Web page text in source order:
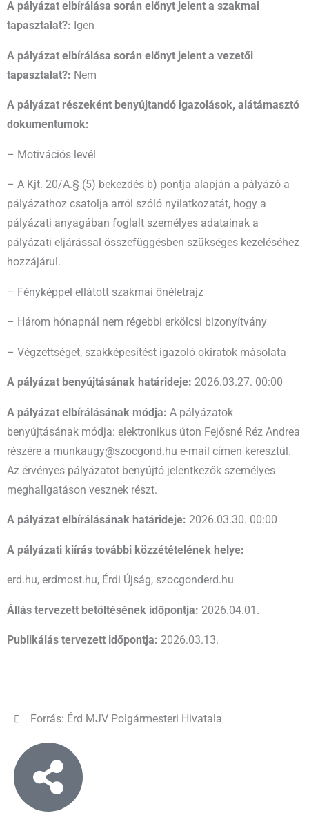
A pályázat elbírálása során előnyt jelent a szakmai
tapasztalat?: Igen
A pályázat elbírálása során előnyt jelent a vezetői
tapasztalat?: Nem
A pályázat részeként benyújtandó igazolások, alátámasztó
dokumentumok:
– Motivációs levél
– A Kjt. 20/A.§ (5) bekezdés b) pontja alapján a pályázó a
pályázathoz csatolja arról szóló nyilatkozatát, hogy a
pályázati anyagában foglalt személyes adatainak a
pályázati eljárással összefüggésben szükséges kezeléséhez
hozzájárul.
– Fényképpel ellátott szakmai önéletrajz
– Három hónapnál nem régebbi erkölcsi bizonyítvány
– Végzettséget, szakképesítést igazoló okiratok másolata
A pályázat benyújtásának határideje: 2026.03.27. 00:00
A pályázat elbírálásának módja: A pályázatok
benyújtásának módja: elektronikus úton Fejősné Réz Andrea
részére a munkaugy@szocgond.hu e-mail címen keresztül.
Az érvényes pályázatot benyújtó jelentkezők személyes
meghallgatáson vesznek részt.
A pályázat elbírálásának határideje: 2026.03.30. 00:00
A pályázati kiírás további közzétételének helye:
erd.hu, erdmost.hu, Érdi Újság, szocgonderd.hu
Állás tervezett betöltésének időpontja: 2026.04.01.
Publikálás tervezett időpontja: 2026.03.13.
Forrás: Érd MJV Polgármesteri Hivatala